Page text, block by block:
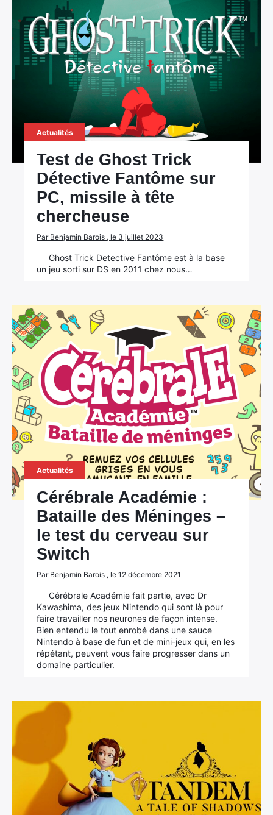
Actualités
Test de Ghost Trick
Détective Fantôme sur
PC, missile à tête
chercheuse
Par Benjamin Barois , le 3 juillet 2023
Ghost Trick Detective Fantôme est à la base
un jeu sorti sur DS en 2011 chez nous…
Actualités
Cérébrale Académie :
Bataille des Méninges –
le test du cerveau sur
Switch
Par Benjamin Barois , le 12 décembre 2021
Cérébrale Académie fait partie, avec Dr
Kawashima, des jeux Nintendo qui sont là pour
faire travailler nos neurones de façon intense.
Bien entendu le tout enrobé dans une sauce
Nintendo à base de fun et de mini-jeux qui, en les
répétant, peuvent vous faire progresser dans un
domaine particulier.